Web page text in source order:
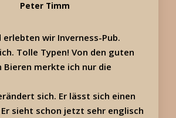
Peter Timm
erlebten wir Inverness-Pub.
Tolle Typen! Von den guten
merkte ich nur die
sich. Er lässt sich einen
sieht schon jetzt sehr englisch